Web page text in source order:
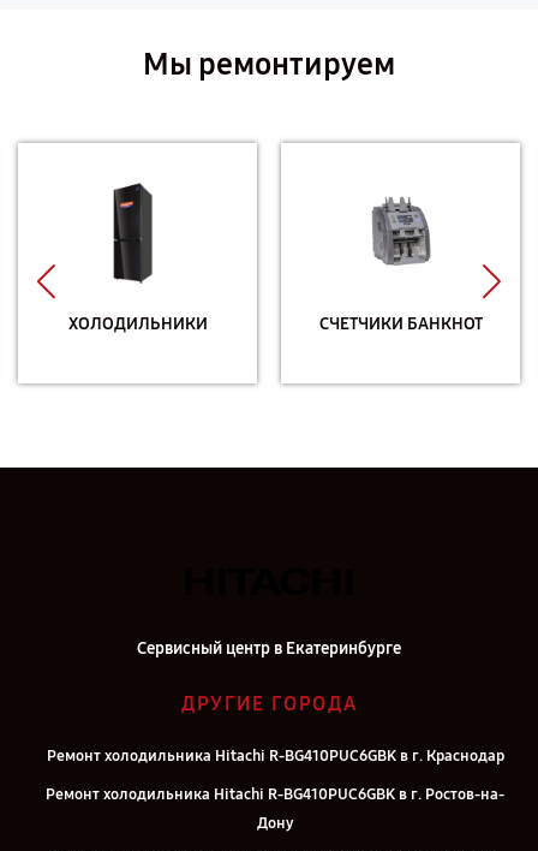
Мы ремонтируем
ХОЛОДИЛЬНИКИ СЧЕТЧИКИ БАНКНОТ
Сервисный центр в Екатеринбурге
ДРУГИЕ ГОРОДА
Ремонт холодильника Hitachi R-BG410PUC6GBK в г. Краснодар
Ремонт холодильника Hitachi R-BG410PUC6GBK в г. Ростов-на-
Дону